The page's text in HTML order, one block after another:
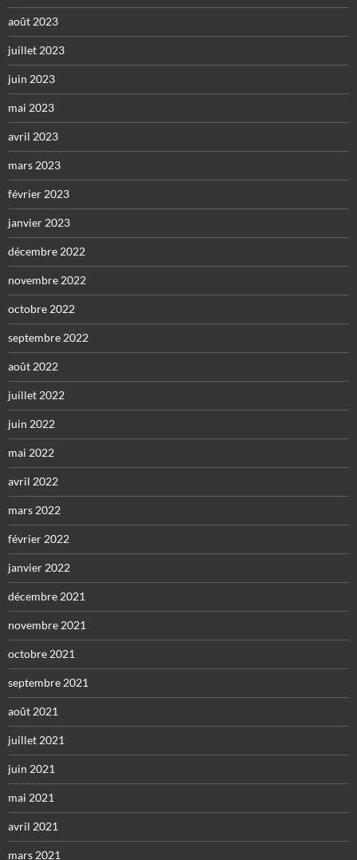
août 2023
juillet 2023
juin 2023
mai 2023
avril 2023
mars 2023
février 2023
janvier 2023
décembre 2022
novembre 2022
octobre 2022
septembre 2022
août 2022
juillet 2022
juin 2022
mai 2022
avril 2022
mars 2022
février 2022
janvier 2022
décembre 2021
novembre 2021
octobre 2021
septembre 2021
août 2021
juillet 2021
juin 2021
mai 2021
avril 2021
mars 2021